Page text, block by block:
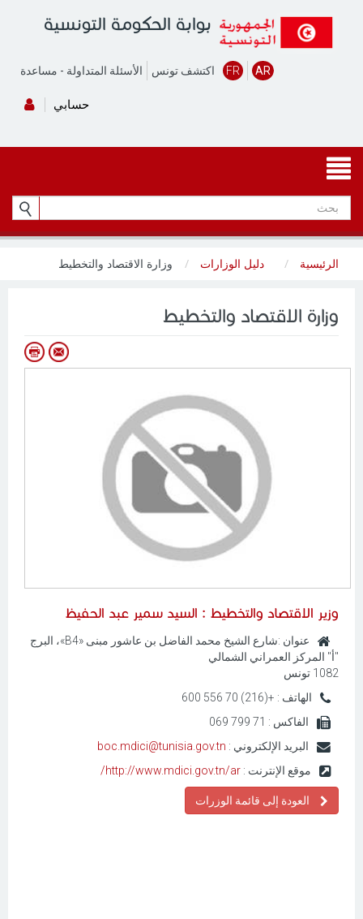
بوابة الحكومة التونسية
الأسئلة المتداولة - مساعدة اكتشف تونس FR AR
حسابي
الرئيسية دليل الوزارات وزارة الاقتصاد والتخطيط
وزارة الاقتصاد والتخطيط
وزير الاقتصاد والتخطيط : السيد سمير عبد الحفيظ
عنوان :
شارع الشيخ محمد الفاضل بن عاشور مبنى «B4»، البرج
"أ" المركز العمراني الشمالي
1082 تونس
الهاتف : +(216) 70 556 600
الفاكس : 71 799 069
البريد الإلكتروني : boc.mdici@tunisia.gov.tn
موقع الإنترنت : http://www.mdici.gov.tn/ar/
العودة إلى قائمة الوزرات